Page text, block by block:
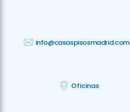
info@casaspisosmadrid.com
Oficinas